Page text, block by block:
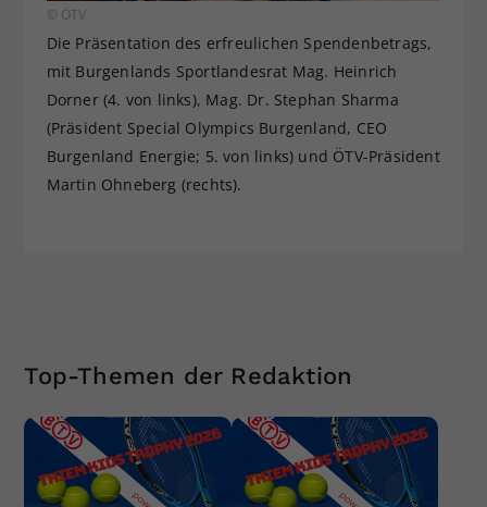
© ÖTV
Die Präsentation des erfreulichen Spendenbetrags,
mit Burgenlands Sportlandesrat Mag. Heinrich
Dorner (4. von links), Mag. Dr. Stephan Sharma
(Präsident Special Olympics Burgenland, CEO
Burgenland Energie; 5. von links) und ÖTV-Präsident
Martin Ohneberg (rechts).
Top-Themen der Redaktion